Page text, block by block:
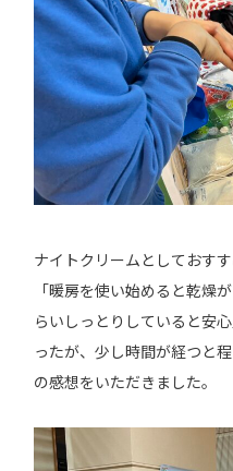
ナイトクリームとしておす
「暖房を使い始めると乾燥
らいしっとりしていると安
ったが、少し時間が経つと
の感想をいただきました。